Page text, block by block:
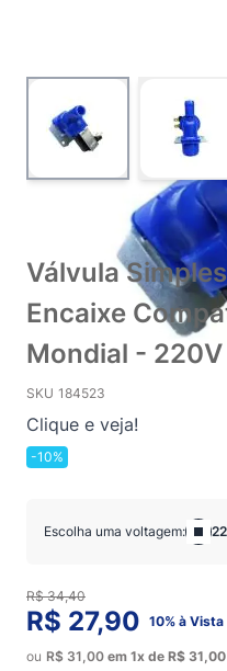
Válvula
Encaixe
Mondial - 220V
SKU 184523
Clique e veja!
-10%
Escolha uma voltagem:
R$ 27,90 10% à Vista
ou R$ 31,00 em 1x de R$ 31,00
R$ 34,40